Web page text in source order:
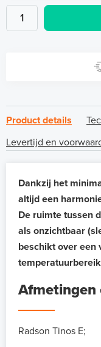
Product details
Levertijd en
Dankzij het
altijd een
De ruimte tussen
als onzichtbaar
beschikt over een
Afmetingen
Radson Tinos E;